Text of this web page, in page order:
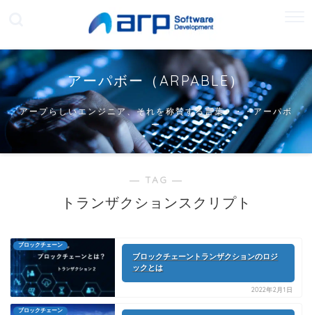
アーパボー（ARPABLE）
アープらしいエンジニア、それを称賛する言葉・・・アーパボ
ー
― TAG ―
トランザクションスクリプト
ブロックチェーン
ブロックチェーントランザクションのロジ
ックとは
2022年2月1日
ブロックチェーン